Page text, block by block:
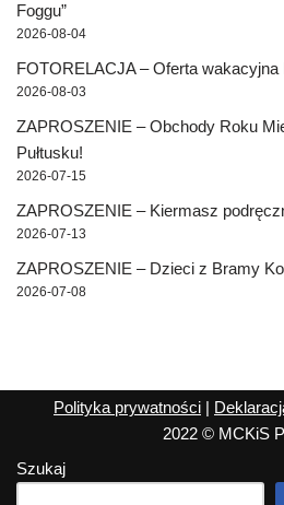
Foggu”
2026-08-04
FOTORELACJA – Oferta wakacyjna
2026-08-03
ZAPROSZENIE – Obchody Roku
Pułtusku!
2026-07-15
ZAPROSZENIE – Kiermasz
2026-07-13
ZAPROSZENIE – Dzieci z Bramy
2026-07-08
Polityka prywatności |
2022 © MCKiS
Szukaj